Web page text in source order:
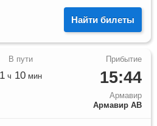
Найти билеты
15:44
Армавир
Армавир АВ
1 ч 10 мин